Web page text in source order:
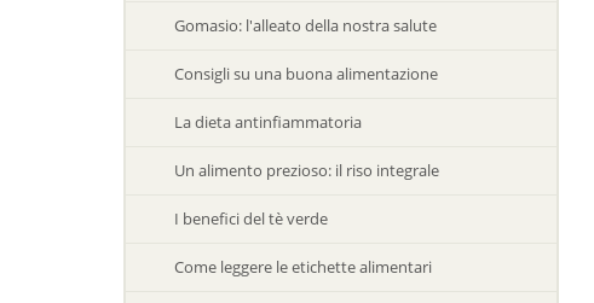
Gomasio: l'alleato della nostra salute
Consigli su una buona alimentazione
La dieta antinfiammatoria
Un alimento prezioso: il riso integrale
I benefici del tè verde
Come leggere le etichette alimentari